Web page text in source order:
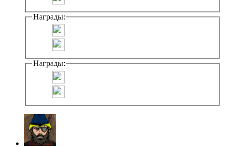
Награды:
Награды: